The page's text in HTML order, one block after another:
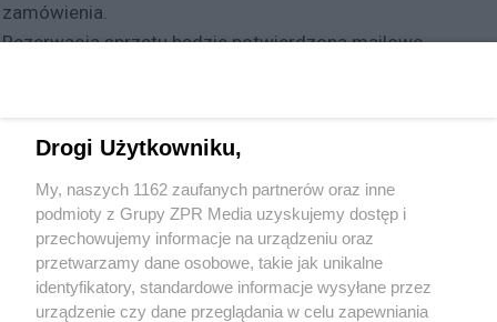
zamówienia.
Rezerwacja sprzętu będzie potwierdzona mailowo.
Głowica olejowa Video 25 Plus (#2500P)
Zakres obciążenia: od 8 do 35 kg
- 18-stopniowy mechanizm oporowania
- 7 stopni oporowania w poziomie i w pionie
- Zakres panoramy pionowej: +90° do -75°
- Zintegrowana płaska podstawa do statywów z kulą 150
Drogi Użytkowniku,
My, naszych 1162 zaufanych partnerów oraz inne
podmioty z Grupy ZPR Media uzyskujemy dostęp i
przechowujemy informacje na urządzeniu oraz
przetwarzamy dane osobowe, takie jak unikalne
identyfikatory, standardowe informacje wysyłane przez
urządzenie czy dane przeglądania w celu zapewniania